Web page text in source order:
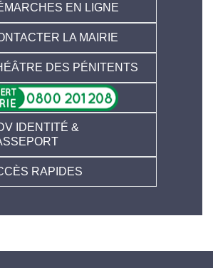
EN LIGNE
LA MAIRIE
DES PÉNITENTS
IDENTITÉ &
RAPIDES